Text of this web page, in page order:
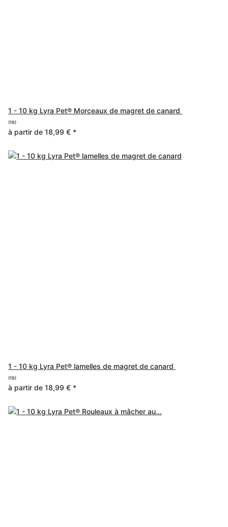
1 - 10 kg Lyra Pet® Morceaux de magret de canard
(19)
à partir de 18,99 € *
1 - 10 kg Lyra Pet® lamelles de magret de canard
(19)
à partir de 18,99 € *